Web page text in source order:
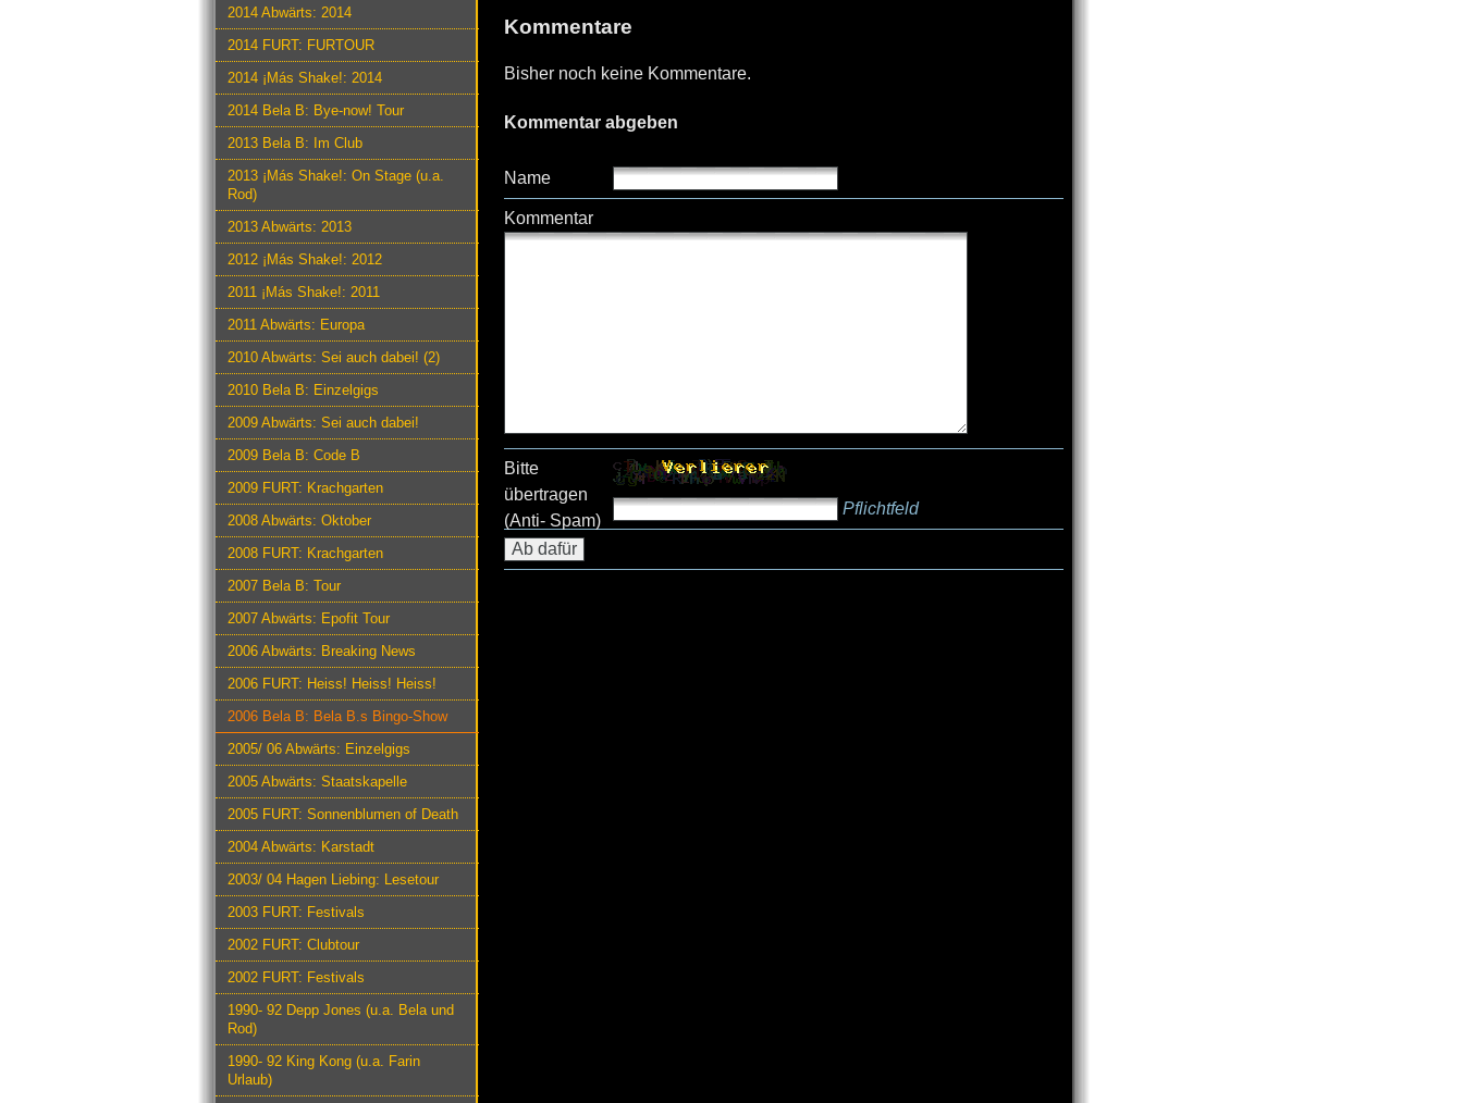
2014 Abwärts: 2014
2014 FURT: FURTOUR
2014 ¡Más Shake!: 2014
2014 Bela B: Bye-now! Tour
2013 Bela B: Im Club
2013 ¡Más Shake!: On Stage (u.a.
Rod)
2013 Abwärts: 2013
2012 ¡Más Shake!: 2012
2011 ¡Más Shake!: 2011
2011 Abwärts: Europa
2010 Abwärts: Sei auch dabei! (2)
2010 Bela B: Einzelgigs
2009 Abwärts: Sei auch dabei!
2009 Bela B: Code B
2009 FURT: Krachgarten
2008 Abwärts: Oktober
2008 FURT: Krachgarten
2007 Bela B: Tour
2007 Abwärts: Epofit Tour
2006 Abwärts: Breaking News
2006 FURT: Heiss! Heiss! Heiss!
2006 Bela B: Bela B.s Bingo-Show
2005/ 06 Abwärts: Einzelgigs
2005 Abwärts: Staatskapelle
2005 FURT: Sonnenblumen of Death
2004 Abwärts: Karstadt
2003/ 04 Hagen Liebing: Lesetour
2003 FURT: Festivals
2002 FURT: Clubtour
2002 FURT: Festivals
1990- 92 Depp Jones (u.a. Bela und
Rod)
1990- 92 King Kong (u.a. Farin
Urlaub)
Kommentare
Bisher noch keine Kommentare.
Kommentar abgeben
Name
Kommentar
Bitte
übertragen
(Anti- Spam)
Pflichtfeld